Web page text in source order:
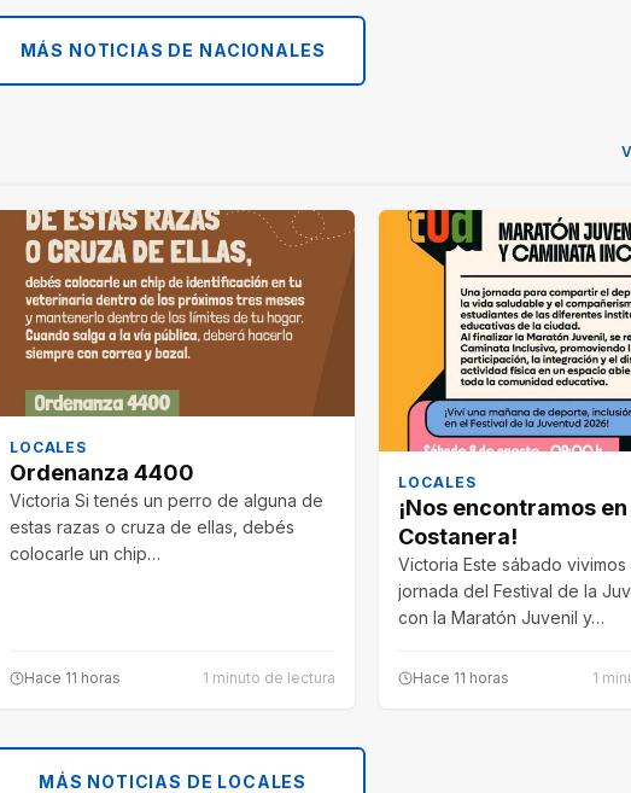
MÁS NOTICIAS DE NACIONALES
LOCALES
Ordenanza 4400
Victoria Si tenés un perro de alguna de
estas razas o cruza de ellas, debés
colocarle un chip…
Hace 11 horas 1 minuto de lectura
LOCALES
¡Nos encontramos en
Costanera!
Victoria Este sábado vivimos
jornada del Festival de la
con la Maratón Juvenil y…
Hace 11 horas 1
MÁS NOTICIAS DE LOCALES